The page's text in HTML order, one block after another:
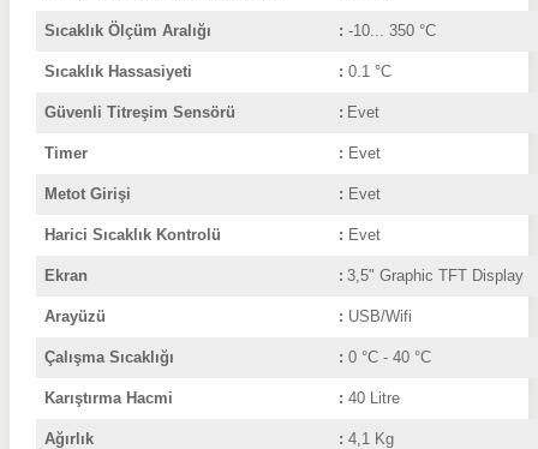
Sıcaklık Ölçüm Aralığı : -10... 350 °C
Sıcaklık Hassasiyeti : 0.1 °C
Güvenli Titreşim Sensörü : Evet
Timer : Evet
Metot Girişi : Evet
Harici Sıcaklık Kontrolü : Evet
Ekran : 3,5" Graphic TFT Display
Arayüzü : USB/Wifi
Çalışma Sıcaklığı : 0 °C - 40 °C
Karıştırma Hacmi : 40 Litre
Ağırlık : 4,1 Kg